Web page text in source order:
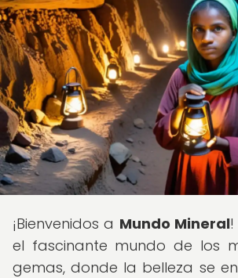
¡Bienvenidos a Mundo Mineral
el fascinante mundo de los
gemas, donde la belleza se